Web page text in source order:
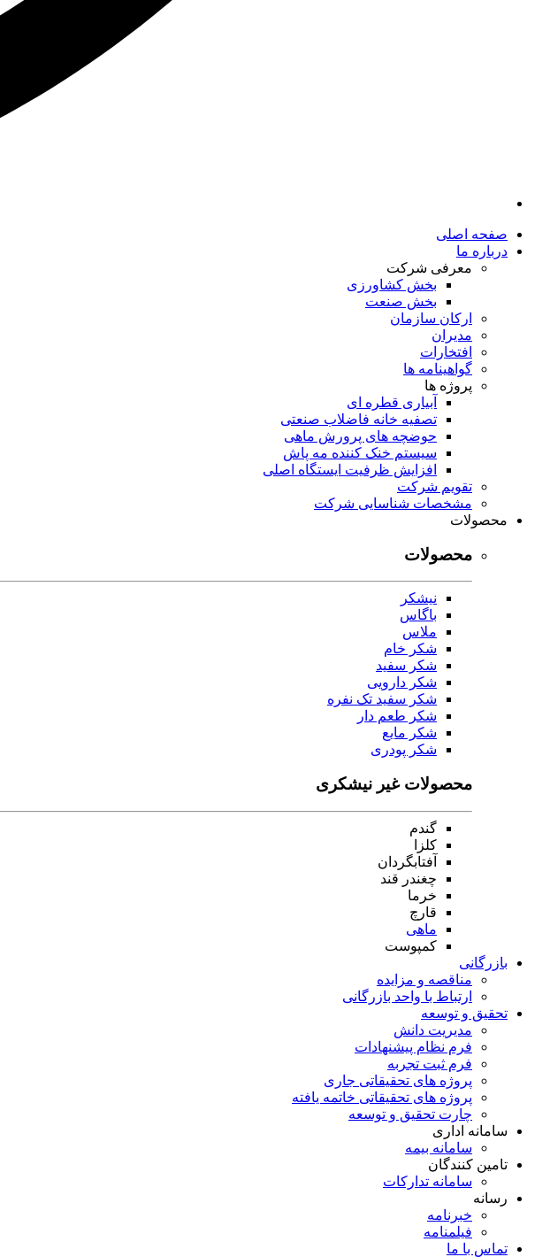
صفحه اصلی
درباره ما
معرفی شرکت
بخش کشاورزی
بخش صنعت
ارکان سازمان
مدیران
افتخارات
گواهینامه ها
پروژه ها
آبیاری قطره ای
تصفیه خانه فاضلاب صنعتی
حوضچه های پرورش ماهی
سیستم خنک کننده مه پاش
افزایش ظرفیت ایستگاه اصلی
تقویم شرکت
مشخصات شناسایی شرکت
محصولات
محصولات
نیشکر
باگاس
ملاس
شکر خام
شکر سفید
شکر دارویی
شکر سفید تک نفره
شکر طعم دار
شکر مایع
شکر پودری
محصولات غیر نیشکری
گندم
کلزا
آفتابگردان
چغندر قند
خرما
قارچ
ماهی
کمپوست
بازرگانی
مناقصه و مزایده
ارتباط با واحد بازرگانی
تحقیق و توسعه
مدیریت دانش
فرم نظام پیشنهادات
فرم ثبت تجربه
پروژه های تحقیقاتی جاری
پروژه های تحقیقاتی خاتمه یافته
چارت تحقیق و توسعه
سامانه اداری
سامانه بیمه
تامین کنندگان
سامانه تدارکات
رسانه
خبرنامه
فیلمنامه
تماس با ما